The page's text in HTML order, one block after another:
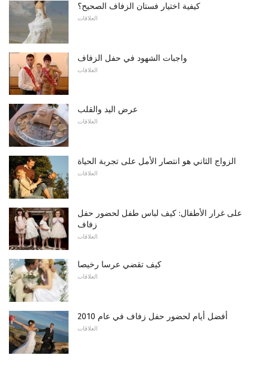
كيفية اختيار فستان الزفاف الصحيح؟
العلاقات
واجبات الشهود في حفل الزفاف
العلاقات
عرض اليد والقلب
العلاقات
الزواج الثاني هو انتصار الأمل على تجربة الحياة
العلاقات
على غرار الأطفال: كيف لباس طفل لحضور حفل
زفاف
العلاقات
كيف تقضي عرسا رخيصا
العلاقات
أفضل أيام لحضور حفل زفاف في عام 2010
العلاقات